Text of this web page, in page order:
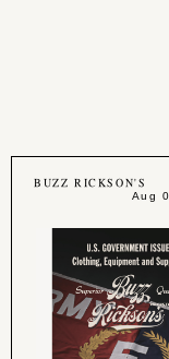
BUZZ RICKSON'S
Aug